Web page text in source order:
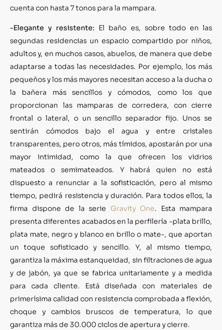
cuenta con hasta 7 tonos para la mampara.
-Elegante y resistente: El baño es, sobre todo en las
segundas residencias un espacio compartido por niños,
adultos y, en muchos casos, abuelos, de manera que debe
adaptarse a todas las necesidades. Por ejemplo, los más
pequeños y los más mayores necesitan acceso a la ducha o
la bañera más sencillos y cómodos, como los que
proporcionan las mamparas de corredera, con cierre
frontal o lateral, o un sencillo separador fijo. Unos se
sentirán cómodos bajo el agua y entre cristales
transparentes, pero otros, más tímidos, apostarán por una
mayor intimidad, como la que ofrecen los vidrios
mateados o semimateados. Y habrá quien no está
dispuesto a renunciar a la sofisticación, pero al mismo
tiempo, pedirá resistencia y duración. Para todos ellos, la
firma dispone de la serie Gravity One. Esta mampara
presenta diferentes acabados en la perfilería -plata brillo,
plata mate, negro y blanco en brillo o mate-, que aportan
un toque sofisticado y sencillo. Y, al mismo tiempo,
garantiza la máxima estanqueidad, sin filtraciones de agua
y de jabón, ya que se fabrica unitariamente y a medida
para cada cliente. Está diseñada con materiales de
primerísima calidad con resistencia comprobada a flexión,
choque y cambios bruscos de temperatura, lo que
garantiza más de 30.000 ciclos de apertura y cierre.